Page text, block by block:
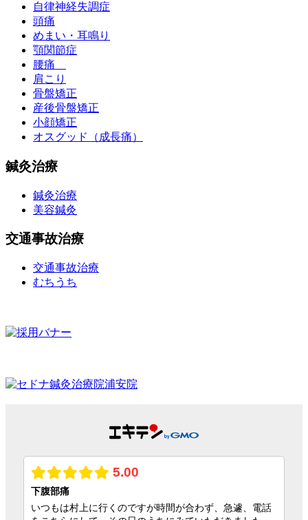
自律神経失調症
頭痛
めまい・耳鳴り
顎関節症
腰痛
肩こり
骨盤矯正
産後骨盤矯正
小顔矯正
オスグッド（成長痛）
鍼灸治療
鍼灸治療
美容鍼灸
交通事故治療
交通事故治療
むちうち